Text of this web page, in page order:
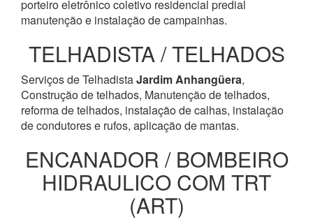
porteiro eletrônico coletivo residencial predial
manutenção e instalação de campainhas.
TELHADISTA / TELHADOS
Serviços de TelhadistaJardim Anhangüera,
Construção de telhados, Manutenção de telhados,
reforma de telhados, instalação de calhas, instalação
de condutores e rufos, aplicação de mantas.
ENCANADOR / BOMBEIRO
HIDRAULICO COM TRT
(ART)